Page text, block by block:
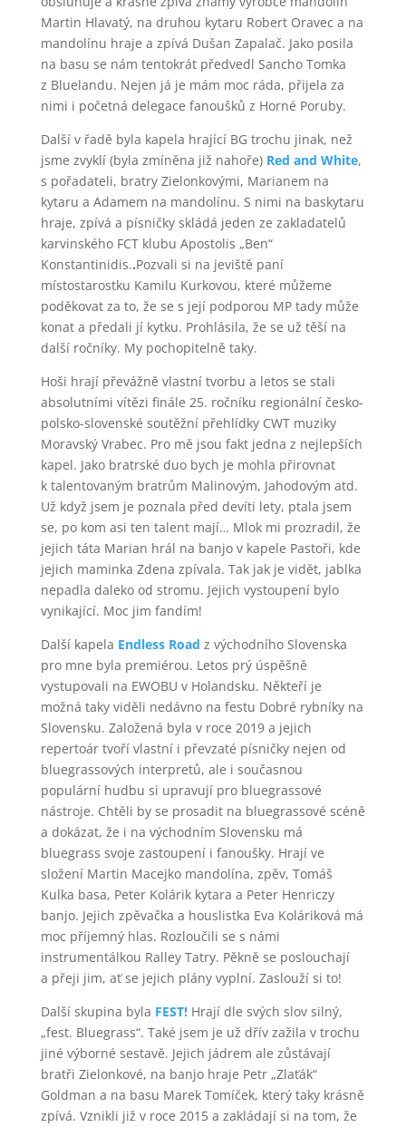
Martin Hlavatý, na druhou kytaru Robert Oravec a na
mandolínu hraje a zpívá Dušan Zapalač. Jako posila
na basu se nám tentokrát předvedl Sancho Tomka
z Bluelandu. Nejen já je mám moc ráda, přijela za
nimi i početná delegace fanoušků z Horné Poruby.
Další v řadě byla kapela hrající BG trochu jinak, než
jsme zvyklí (byla zmíněna již nahoře) Red and White,
s pořadateli, bratry Zielonkovými, Marianem na
kytaru a Adamem na mandolínu. S nimi na baskytaru
hraje, zpívá a písničky skládá jeden ze zakladatelů
karvinského FCT klubu Apostolis „Ben“
Konstantinidis..Pozvali si na jeviště paní
místostarostku Kamilu Kurkovou, které můžeme
poděkovat za to, že se s její podporou MP tady může
konat a předali jí kytku. Prohlásila, že se už těší na
další ročníky. My pochopitelně taky.
Hoši hrají převážně vlastní tvorbu a letos se stali
absolutními vítězi finále 25. ročníku regionální česko-
polsko-slovenské soutěžní přehlídky CWT muziky
Moravský Vrabec. Pro mě jsou fakt jedna z nejlepších
kapel. Jako bratrské duo bych je mohla přirovnat
k talentovaným bratrům Malinovým, Jahodovým atd.
Už když jsem je poznala před devíti lety, ptala jsem
se, po kom asi ten talent mají… Mlok mi prozradil, že
jejich táta Marian hrál na banjo v kapele Pastoři, kde
jejich maminka Zdena zpívala. Tak jak je vidět, jablka
nepadla daleko od stromu. Jejich vystoupení bylo
vynikající. Moc jim fandím!
Další kapela Endless Road z východního Slovenska
pro mne byla premiérou. Letos prý úspěšně
vystupovali na EWOBU v Holandsku. Někteří je
možná taky viděli nedávno na festu Dobré rybníky na
Slovensku. Založená byla v roce 2019 a jejich
repertoár tvoří vlastní i převzaté písničky nejen od
bluegrassových interpretů, ale i současnou
populární hudbu si upravují pro bluegrassové
nástroje. Chtěli by se prosadit na bluegrassové scéně
a dokázat, že i na východním Slovensku má
bluegrass svoje zastoupení i fanoušky. Hrají ve
složení Martin Macejko mandolína, zpěv, Tomáš
Kulka basa, Peter Kolárik kytara a Peter Henriczy
banjo. Jejich zpěvačka a houslistka Eva Koláriková má
moc příjemný hlas. Rozloučili se s námi
instrumentálkou Ralley Tatry. Pěkně se poslouchají
a přeji jim, ať se jejich plány vyplní. Zaslouží si to!
Další skupina byla FEST!Hrají dle svých slov silný,
„fest. Bluegrass“. Také jsem je už dřív zažila v trochu
jiné výborné sestavě. Jejich jádrem ale zůstávají
bratři Zielonkové, na banjo hraje Petr „Zlaťák“
Goldman a na basu Marek Tomíček, který taky krásně
zpívá. Vznikli již v roce 2015 a zakládají si na tom, že